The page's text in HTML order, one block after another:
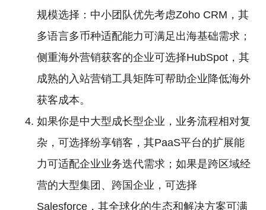
规模选择：中小团队优先考虑Zoho CRM，其
多语言多币种适配能力可满足出海基础需求；
侧重海外营销获客的企业可选择HubSpot，其
成熟的入站营销工具矩阵可帮助企业降低海外
获客成本。
如果你是中大型成长型企业，业务流程相对复
杂，可选择纷享销客，其PaaS平台的扩展能
力可适配企业业务迭代需求；如果是跨区域经
营的大型集团、跨国企业，可选择
Salesforce，其全球化的生态和解决方案可满